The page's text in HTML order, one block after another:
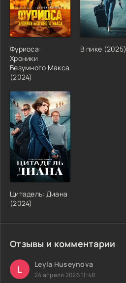
Фуриоса:
Хроники
Безумного Макса
(2024)
В пике (2025)
Цитадель: Диана
(2024)
Отзывы и комментарии
L Leyla Huseynova
24 апреля 2026 11:48